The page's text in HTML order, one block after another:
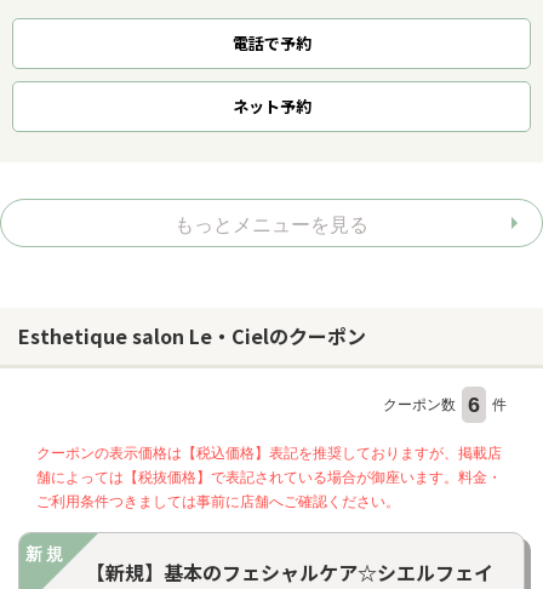
電話で予約
ネット予約
もっとメニューを見る
Esthetique salon Le・Cielのクーポン
クーポン数 6 件
クーポンの表示価格は【税込価格】表記を推奨しておりますが、掲載店
舗によっては【税抜価格】で表記されている場合が御座います。料金・
ご利用条件つきましては事前に店舗へご確認ください。
新規
【新規】基本のフェシャルケア☆シエルフェイ